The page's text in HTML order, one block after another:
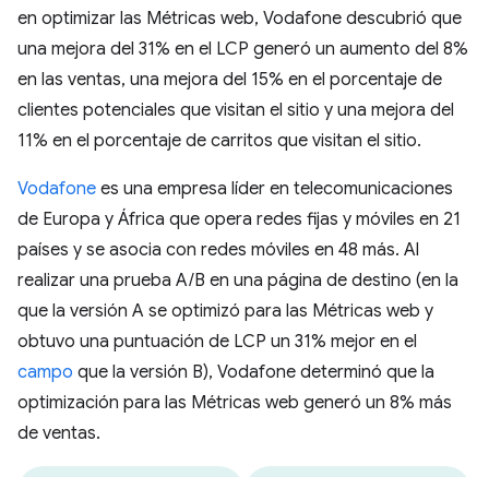
en optimizar las Métricas web, Vodafone descubrió que
una mejora del 31% en el LCP generó un aumento del 8%
en las ventas, una mejora del 15% en el porcentaje de
clientes potenciales que visitan el sitio y una mejora del
11% en el porcentaje de carritos que visitan el sitio.
Vodafone es una empresa líder en telecomunicaciones
de Europa y África que opera redes fijas y móviles en 21
países y se asocia con redes móviles en 48 más. Al
realizar una prueba A/B en una página de destino (en la
que la versión A se optimizó para las Métricas web y
obtuvo una puntuación de LCP un 31% mejor en el
campo que la versión B), Vodafone determinó que la
optimización para las Métricas web generó un 8% más
de ventas.